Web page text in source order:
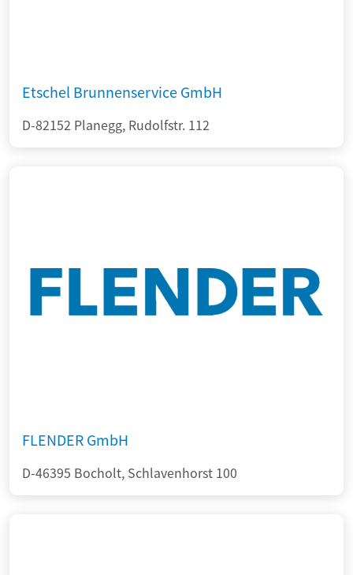
Etschel Brunnenservice GmbH
D-82152 Planegg, Rudolfstr. 112
FLENDER GmbH
D-46395 Bocholt, Schlavenhorst 100